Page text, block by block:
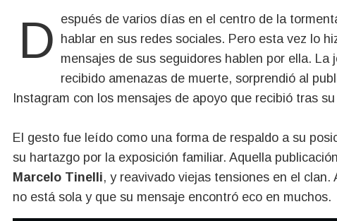
Después de varios días en el centro de la
hablar en sus redes sociales. Pero esta vez lo
mensajes de sus seguidores hablen por ella.
recibido amenazas de muerte, sorprendió al
Instagram con los mensajes de apoyo que recibió tras
El gesto fue leído como una forma de respaldo a su
su hartazgo por la exposición familiar. Aquella
Marcelo Tinelli, y reavivado viejas tensiones en el
no está sola y que su mensaje encontró eco en muchos.